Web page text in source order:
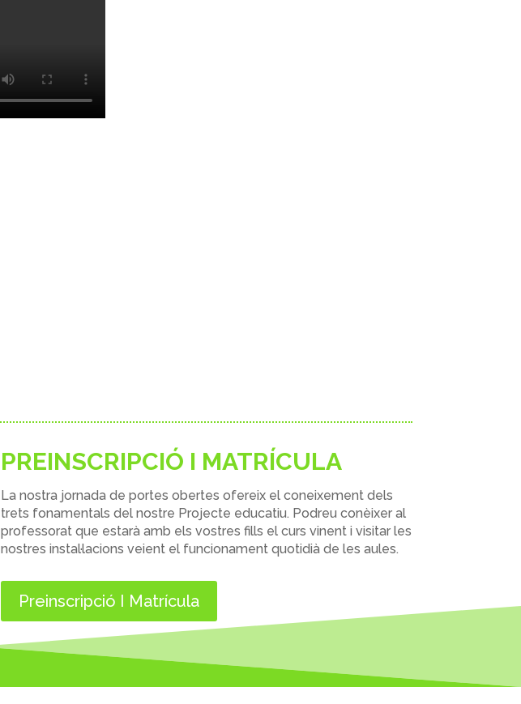
PREINSCRIPCIÓ I MATRÍCULA
La nostra jornada de portes obertes ofereix el coneixement dels
trets fonamentals del nostre Projecte educatiu. Podreu conèixer al
professorat que estarà amb els vostres fills el curs vinent i visitar les
nostres instal·lacions veient el funcionament quotidià de les aules.
Preinscripció I Matrícula